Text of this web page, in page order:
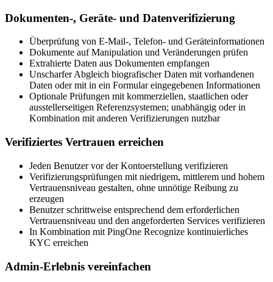
Dokumenten-, Geräte- und Datenverifizierung
Überprüfung von E-Mail-, Telefon- und Geräteinformationen
Dokumente auf Manipulation und Veränderungen prüfen
Extrahierte Daten aus Dokumenten empfangen
Unscharfer Abgleich biografischer Daten mit vorhandenen
Daten oder mit in ein Formular eingegebenen Informationen
Optionale Prüfungen mit kommerziellen, staatlichen oder
ausstellerseitigen Referenzsystemen; unabhängig oder in
Kombination mit anderen Verifizierungen nutzbar
Verifiziertes Vertrauen erreichen
Jeden Benutzer vor der Kontoerstellung verifizieren
Verifizierungsprüfungen mit niedrigem, mittlerem und hohem
Vertrauensniveau gestalten, ohne unnötige Reibung zu
erzeugen
Benutzer schrittweise entsprechend dem erforderlichen
Vertrauensniveau und den angeforderten Services verifizieren
In Kombination mit PingOne Recognize kontinuierliches
KYC erreichen
Admin-Erlebnis vereinfachen